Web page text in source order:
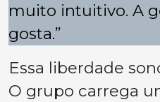
muito intuitivo. A
gosta.”
Essa liberdade
O grupo carrega